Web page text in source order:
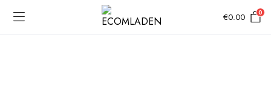
€0.00 0